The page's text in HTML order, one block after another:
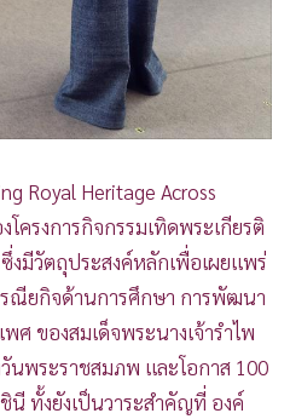
Royal Heritage Across
ครงการกิจกรรมเทิดพระเกียรติ
งมีวัตถุประสงค์หลักเพื่อเผยแพร่
ณียกิจด้านการศึกษา การพัฒนา
ศ ของสมเด็จพระนางเจ้ารำไพ
นพระราชสมภพ และโอกาส 100
ทั้งยังเป็นวาระสำคัญที่ องค์